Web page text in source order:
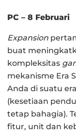
PC – 8 Februari
Expansion
buat
kompleksitas
mekanisme Era
Anda di suatu
(kesetiaan
tetap bahagia).
fitur, unit dan